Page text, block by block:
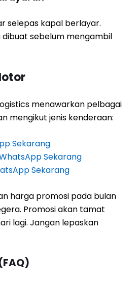
selepas kapal berlayar.
sebelum mengambil
menawarkan pelbagai
mengikut jenis kenderaan:
Sekarang
Sekarang
Sekarang
harga promosi pada bulan
Promosi akan tamat
lagi. Jangan lepaskan